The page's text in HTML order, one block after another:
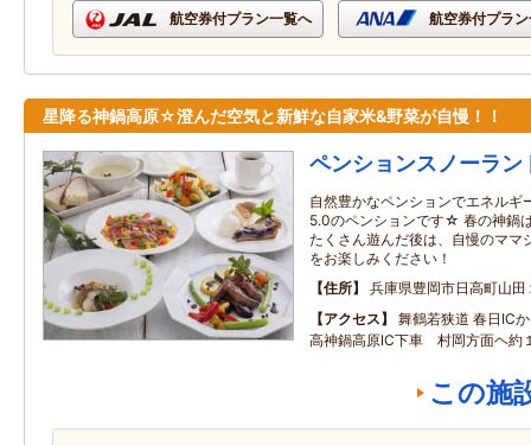
航空券付プラン一覧へ 航空券付プラ
星降る神鍋高原☆澄んだ空気と新鮮な自家米&野菜が自慢！！
ペンションスノーラン
自然豊かなペンションでエネルギ
5.0のペンションです☆ 春の神鍋
たくさん遊んだ後は、自慢のママ
をお楽しみください！
住所
兵庫県豊岡市日高町山田
アクセス
舞鶴若狭道 春日IC
高神鍋高原IC下車 村岡方面ヘ約
この施